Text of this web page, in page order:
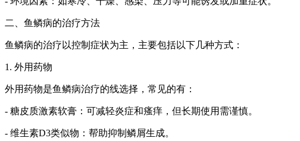
二、鱼鳞病的治疗方法
鱼鳞病的治疗以控制症状为主，主要包括以下几种方式：
1. 外用药物
外用药物是鱼鳞病治疗的线选择，常见的有：
- 糖皮质激素软膏：可减轻炎症和瘙痒，但长期使用需谨慎。
- 维生素D3类似物：帮助抑制鳞屑生成。